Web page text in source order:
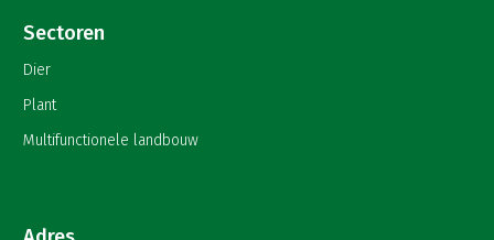
Sectoren
Dier
Plant
Multifunctionele landbouw